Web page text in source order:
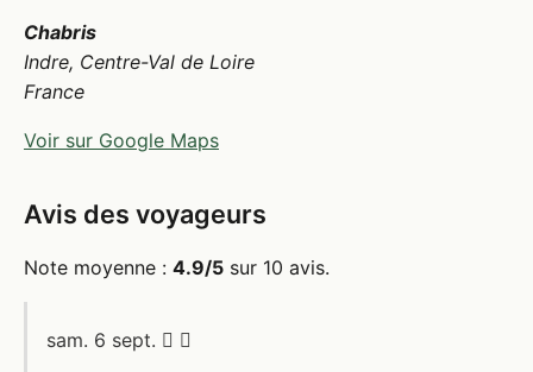
Chabris
Indre, Centre-Val de Loire
France
Voir sur Google Maps
Avis des voyageurs
Note moyenne : 4.9/5 sur 10 avis.
sam. 6 sept.  